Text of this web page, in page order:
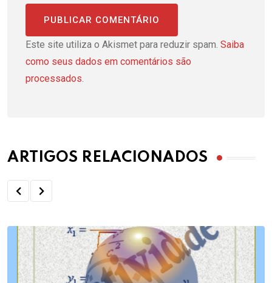
Este site utiliza o Akismet para reduzir spam. Saiba
como seus dados em comentários são
processados.
ARTIGOS RELACIONADOS